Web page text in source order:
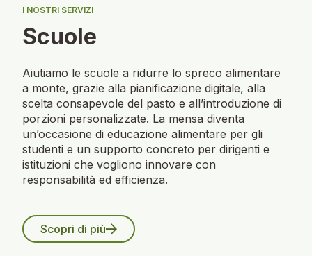
I NOSTRI SERVIZI
Scuole
Aiutiamo le scuole a ridurre lo spreco alimentare
a monte, grazie alla pianificazione digitale, alla
scelta consapevole del pasto e all’introduzione di
porzioni personalizzate. La mensa diventa
un’occasione di educazione alimentare per gli
studenti e un supporto concreto per dirigenti e
istituzioni che vogliono innovare con
responsabilità ed efficienza.
Scopri di più